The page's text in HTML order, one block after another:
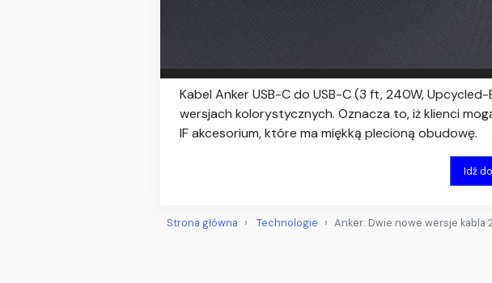
Kabel Anker USB-C do USB-C (3 ft, 240W,
wersjach kolorystycznych. Oznacza to, iż klienci
IF akcesorium, które ma miękką plecioną obudowę.
Idź
Strona główna Technologie Anker: Dwie nowe wersje kabla